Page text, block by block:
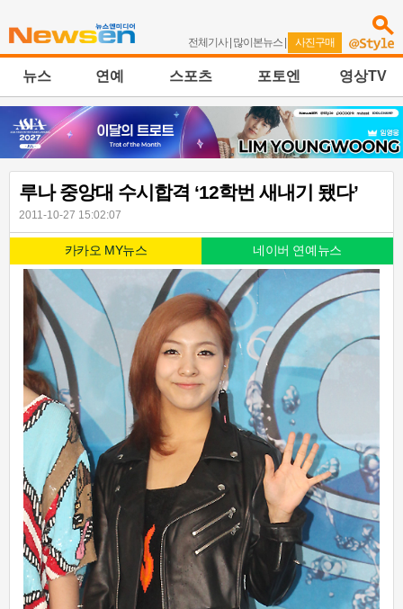
전체기사| 많이본뉴스 | 사진구매
뉴스 연예 스포츠 포토엔 영상TV
루나 중앙대 수시합격 ‘12학번 새내기 됐다’
2011-10-27 15:02:07
카카오 MY뉴스 네이버 연예뉴스